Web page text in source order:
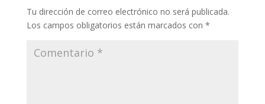
k p r
Tu dirección de correo electrónico no será publicada.
Los campos obligatorios están marcados con *